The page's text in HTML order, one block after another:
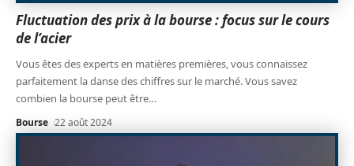
Fluctuation des prix à la bourse : focus sur le cours
de l’acier
Vous êtes des experts en matières premières, vous connaissez
parfaitement la danse des chiffres sur le marché. Vous savez
combien la bourse peut être…
Bourse 22 août 2024